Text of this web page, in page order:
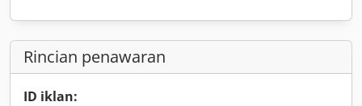
Rincian penawaran
ID iklan: